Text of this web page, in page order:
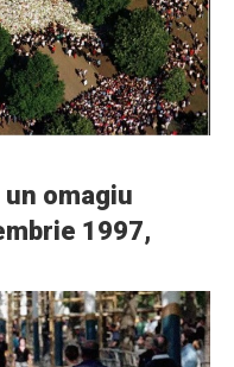
omagiu
1997,